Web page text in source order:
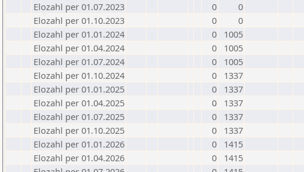
Elozahl per 01.07.2023
0
0
Elozahl per 01.10.2023
0
0
Elozahl per 01.01.2024
0
1005
Elozahl per 01.04.2024
0
1005
Elozahl per 01.07.2024
0
1005
Elozahl per 01.10.2024
0
1337
Elozahl per 01.01.2025
0
1337
Elozahl per 01.04.2025
0
1337
Elozahl per 01.07.2025
0
1337
Elozahl per 01.10.2025
0
1337
Elozahl per 01.01.2026
0
1415
Elozahl per 01.04.2026
0
1415